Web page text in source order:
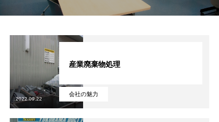
地域貢献企業
健康経営
会社の魅力
産業廃棄物処理
2022.09.22